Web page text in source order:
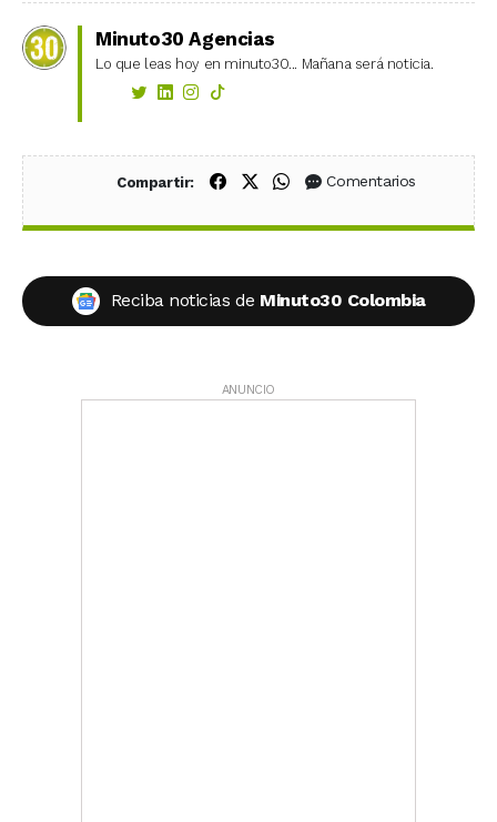
Minuto30 Agencias
Lo que leas hoy en minuto30... Mañana será noticia.
Compartir: Compartir en Facebook
Compartir en X (Twitter)
Compartir en WhatsApp
Comentarios
Reciba noticias de Minuto30 Colombia
ANUNCIO